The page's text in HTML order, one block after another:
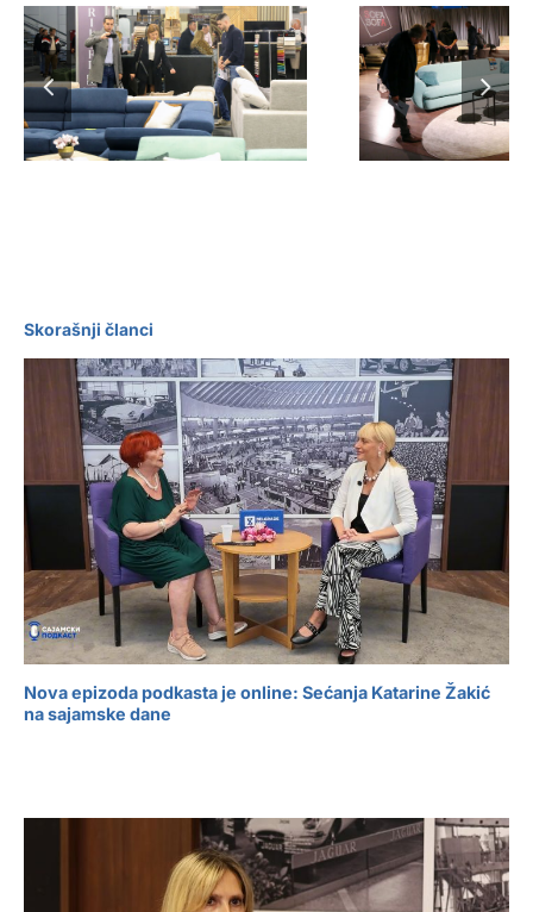
Počeo Sajam
nameštaja
Sajam
Sve
sredu 8.
Skorašnji članci
Nova epizoda podkasta je online: Sećanja Katarine Žakić
na sajamske dane